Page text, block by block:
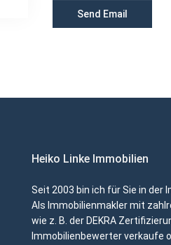
Heiko Linke Immobilien
Seit 2003 bin ich für Sie in der
Als Immobilienmakler mit
wie z. B. der DEKRA
Immobilienbewerter verkaufe